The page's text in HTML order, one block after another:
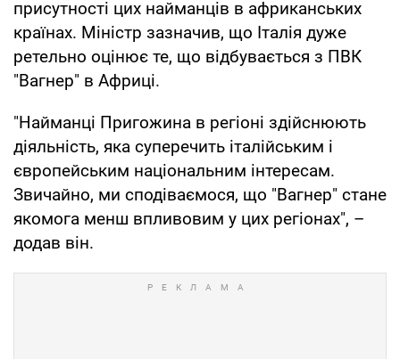
присутності цих найманців в африканських
країнах. Міністр зазначив, що Італія дуже
ретельно оцінює те, що відбувається з ПВК
"Вагнер" в Африці.
"Найманці Пригожина в регіоні здійснюють
діяльність, яка суперечить італійським і
європейським національним інтересам.
Звичайно, ми сподіваємося, що "Вагнер" стане
якомога менш впливовим у цих регіонах", –
додав він.